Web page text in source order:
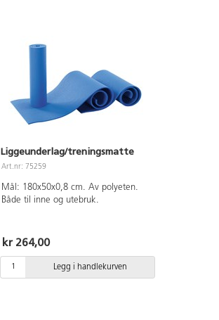
Liggeunderlag/treningsmatte
Art.nr: 75259
Mål: 180x50x0,8 cm. Av polyeten.
Både til inne og utebruk.
kr 264,00
Legg i handlekurven